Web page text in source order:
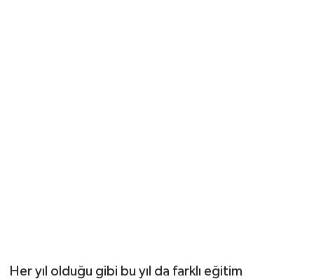
Her yıl olduğu gibi bu yıl da farklı eğitim